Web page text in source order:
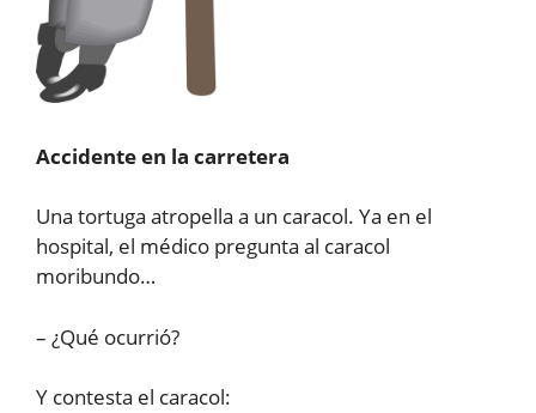
Accidente en la carretera
Una tortuga atropella a un caracol. Ya en el
hospital, el médico pregunta al caracol
moribundo…
– ¿Qué ocurrió?
Y contesta el caracol: